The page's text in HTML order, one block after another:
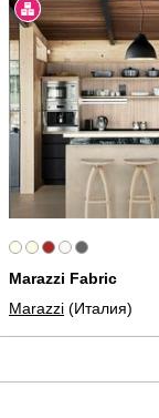
Marazzi Fabric
Marazzi (Италия)